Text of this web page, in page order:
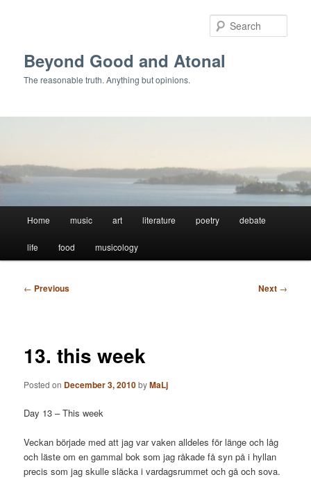
Beyond Good and Atonal
The reasonable truth. Anything but opinions.
Home music art literature poetry debate
life food musicology
Post
← Previous Next →
13. this week
Posted on December 3, 2010byMaLj
Day 13 – This week
Veckan började med att jag var vaken alldeles för länge och låg
och läste om en gammal bok som jag råkade få syn på i hyllan
precis som jag skulle släcka i vardagsrummet och gå och sova.